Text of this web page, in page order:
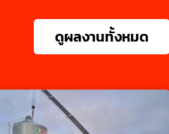
ดูผลงานทั้งหมด